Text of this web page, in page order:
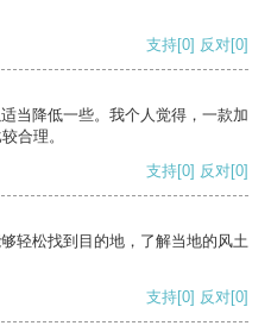
支持[0] 反对[0]
当降低一些。我个人觉得，一款加
合理。
支持[0] 反对[0]
轻松找到目的地，了解当地的风土
支持[0] 反对[0]